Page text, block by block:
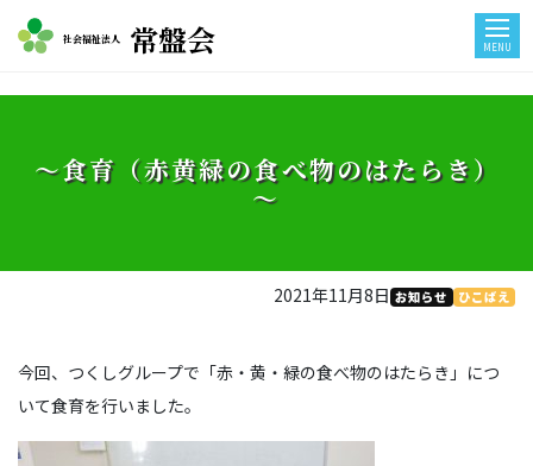
社会福祉法人 常盤会 MENU
～食育（赤黄緑の食べ物のはたらき）
～
2021年11月8日 お知らせ ひこばえ
今回、つくしグループで「赤・黄・緑の食べ物のはたらき」につ
いて食育を行いました。